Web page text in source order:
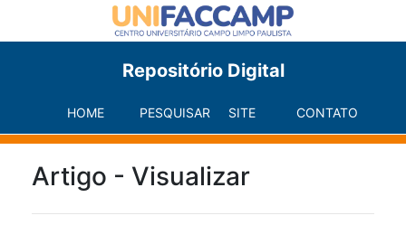
Repositório Digital
HOME PESQUISAR SITE CONTATO
Artigo - Visualizar